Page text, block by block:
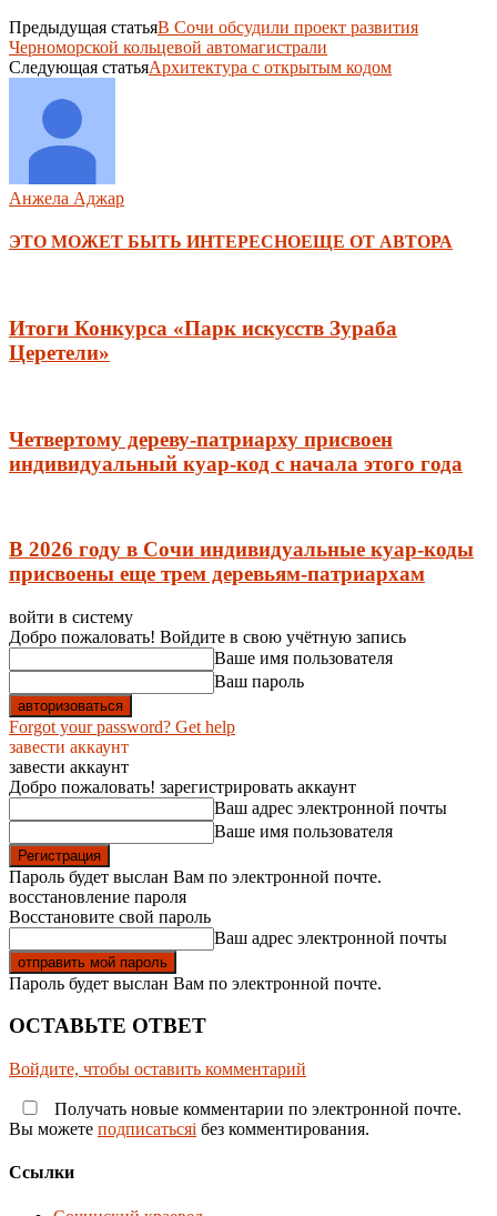
Предыдущая статьяВ Сочи обсудили проект развития
Черноморской кольцевой автомагистрали
Следующая статьяАрхитектура с открытым кодом
Анжела Аджар
ЭТО МОЖЕТ БЫТЬ ИНТЕРЕСНОЕЩЕ ОТ АВТОРА
Итоги Конкурса «Парк искусств Зураба
Церетели»
Четвертому дереву-патриарху присвоен
индивидуальный куар-код с начала этого года
В 2026 году в Сочи индивидуальные куар-коды
присвоены еще трем деревьям-патриархам
войти в систему
Добро пожаловать! Войдите в свою учётную запись
Ваше имя пользователя
Ваш пароль
Forgot your password? Get help
завести аккаунт
завести аккаунт
Добро пожаловать! зарегистрировать аккаунт
Ваш адрес электронной почты
Ваше имя пользователя
Пароль будет выслан Вам по электронной почте.
восстановление пароля
Восстановите свой пароль
Ваш адрес электронной почты
Пароль будет выслан Вам по электронной почте.
ОСТАВЬТЕ ОТВЕТ
Войдите, чтобы оставить комментарий
Получать новые комментарии по электронной почте.
Вы можете подписатьсяi без комментирования.
Ссылки